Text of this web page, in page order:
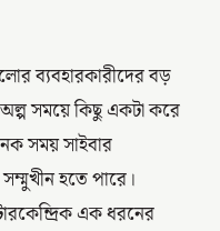
ব্যবহারকারীদের বড়
সময়ে কিছু একটা করে
সময় সাইবার
হতে পারে।
এক ধরনের